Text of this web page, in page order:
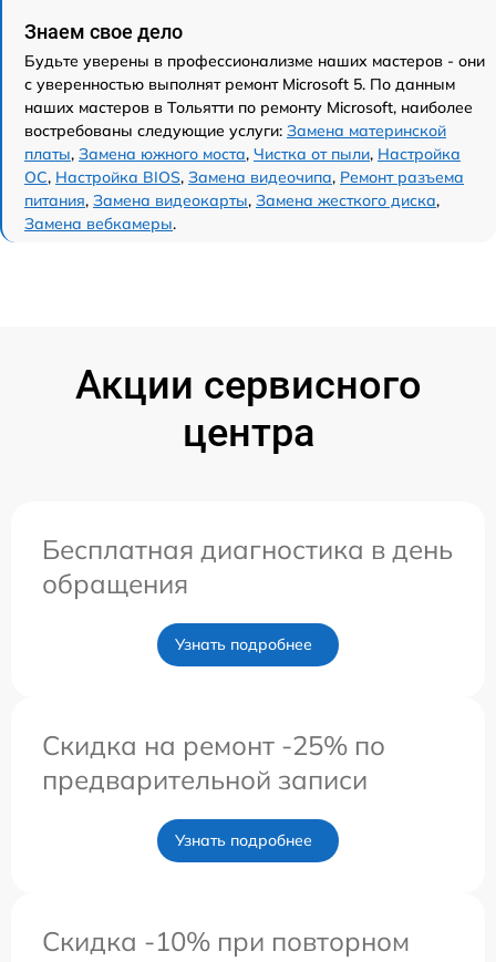
Знаем свое дело
Будьте уверены в профессионализме наших мастеров - они
с уверенностью выполнят ремонт Microsoft 5. По данным
наших мастеров в Тольятти по ремонту Microsoft, наиболее
востребованы следующие услуги: Замена материнской
платы, Замена южного моста, Чистка от пыли, Настройка
ОС, Настройка BIOS, Замена видеочипа, Ремонт разъема
питания, Замена видеокарты, Замена жесткого диска,
Замена вебкамеры.
Акции сервисного
центра
Бесплатная диагностика в день
обращения
Узнать подробнее
Скидка на ремонт -25% по
предварительной записи
Узнать подробнее
Скидка -10% при повторном